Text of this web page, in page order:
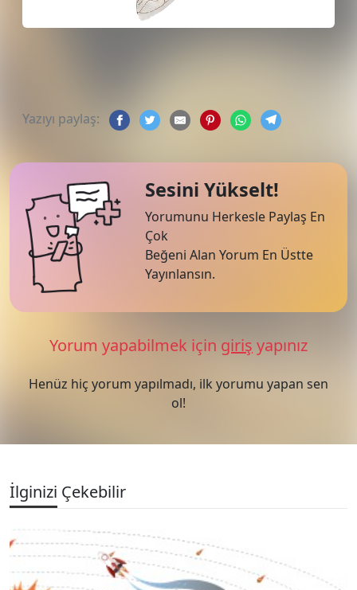
Yazıyı paylaş:
Sesini Yükselt!
Yorumunu Herkesle Paylaş En
Çok
Beğeni Alan Yorum En Üstte
Yayınlansın.
Yorum yapabilmek için giriş yapınız
Henüz hiç yorum yapılmadı, ilk yorumu yapan sen
ol!
İlginizi Çekebilir